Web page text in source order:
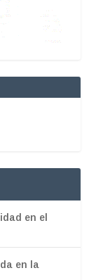
en el
en la